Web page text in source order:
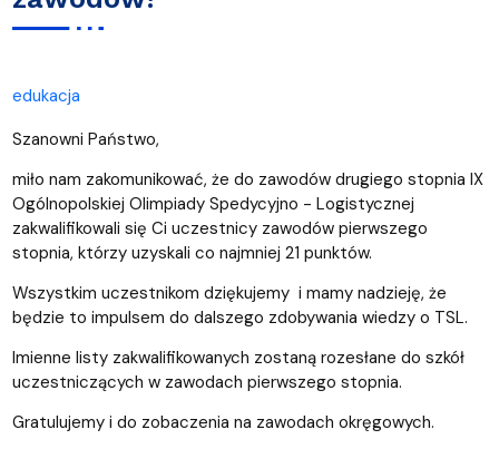
edukacja
Szanowni Państwo,
miło nam zakomunikować, że do zawodów drugiego stopnia IX
Ogólnopolskiej Olimpiady Spedycyjno - Logistycznej
zakwalifikowali się Ci uczestnicy zawodów pierwszego
stopnia, którzy uzyskali co najmniej 21 punktów.
Wszystkim uczestnikom dziękujemy i mamy nadzieję, że
będzie to impulsem do dalszego zdobywania wiedzy o TSL.
Imienne listy zakwalifikowanych zostaną rozesłane do szkół
uczestniczących w zawodach pierwszego stopnia.
Gratulujemy i do zobaczenia na zawodach okręgowych.